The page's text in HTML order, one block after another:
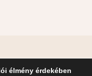
eljegyzési
élmény érdekében